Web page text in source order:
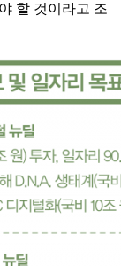
할 것이라고 조